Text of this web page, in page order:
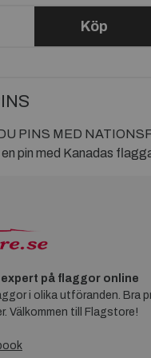
Köp
PINS MED
pin med Kanadas
på flaggor online
i olika utföranden. Bra
Välkommen till Flagstore!